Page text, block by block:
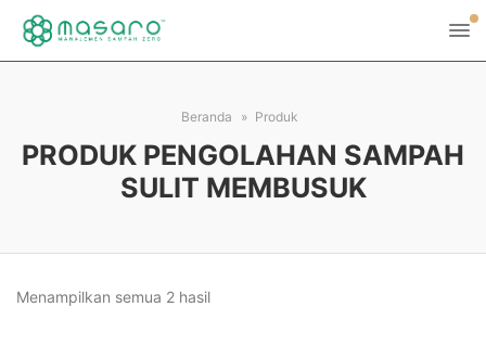
Beranda Produk
PRODUK PENGOLAHAN SAMPAH
SULIT MEMBUSUK
Menampilkan semua 2 hasil